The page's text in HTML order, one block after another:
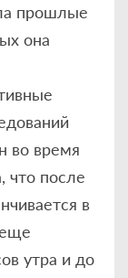
прошлые
она
во время
что после
в
утра и до